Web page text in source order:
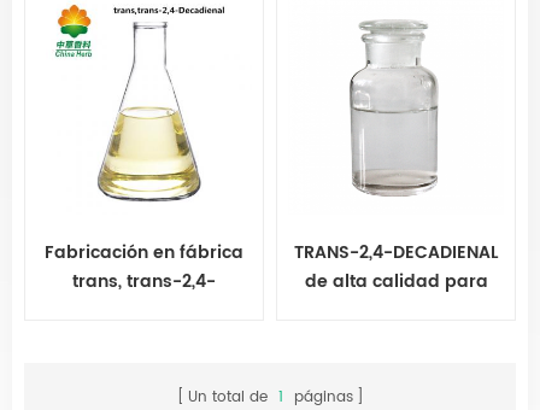
Fabricación en fábrica
trans, trans-2,4-
TRANS-2,4-DECADIENAL
de alta calidad para
Un total de 1 páginas